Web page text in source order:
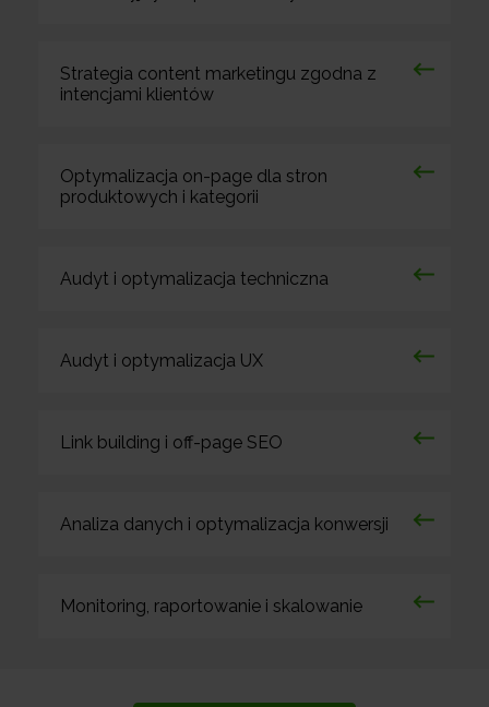
Strategia content marketingu zgodna z
intencjami klientów
Optymalizacja on-page dla stron
produktowych i kategorii
Audyt i optymalizacja techniczna
Audyt i optymalizacja UX
Link building i off-page SEO
Analiza danych i optymalizacja konwersji
Monitoring, raportowanie i skalowanie